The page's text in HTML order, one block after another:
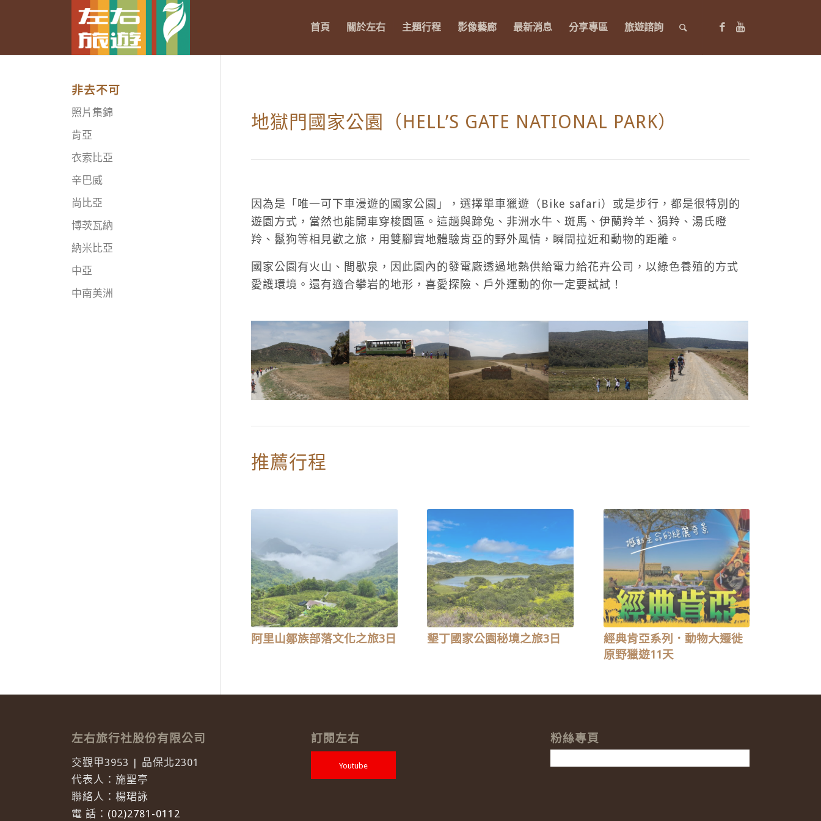
首頁 關於左右 主題行程 影像藝廊 最新消息 分享專區 旅遊諮詢
地獄門國家公園（HELL’S GATE NATIONAL PARK）
因為是「唯一可下車漫遊的國家公園」，選擇單車獵遊（Bike safari）或是步行，都是很特別的
遊園方式，當然也能開車穿梭園區。這趟與蹄兔、非洲水牛、斑馬、伊蘭羚羊、狷羚、湯氏瞪
羚、鬣狗等相見歡之旅，用雙腳實地體驗肯亞的野外風情，瞬間拉近和動物的距離。
國家公園有火山、間歇泉，因此園內的發電廠透過地熱供給電力給花卉公司，以綠色養殖的方式
愛護環境。還有適合攀岩的地形，喜愛探險、戶外運動的你一定要試試！
推薦行程
阿里山鄒族部落文化之旅3日 墾丁國家公園秘境之旅3日
經典肯亞系列．動物大遷徙
原野獵遊11天
非去不可
照片集錦
肯亞
衣索比亞
辛巴威
尚比亞
博茨瓦納
納米比亞
中亞
中南美洲
左右旅行社股份有限公司
交觀甲3953 | 品保北2301
代表人：施聖亭
聯絡人：楊珺詠
電 話： (02)2781-0112
訂閱左右
Youtube
粉絲專頁